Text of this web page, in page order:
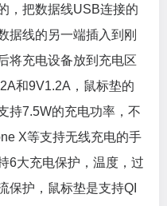
，把数据线USB连接的
据线的另一端插入到刚
将充电设备放到充电区
和9V1.2A，鼠标垫的
持7.5W的充电功率，不
X等支持无线充电的手
6大充电保护，温度，过
保护，鼠标垫是支持QI